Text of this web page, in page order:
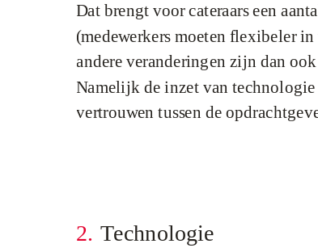
Dat brengt voor cateraars een
(medewerkers moeten flexibeler
andere veranderingen zijn dan
Namelijk de inzet van technologie
vertrouwen tussen de
2. Technologie